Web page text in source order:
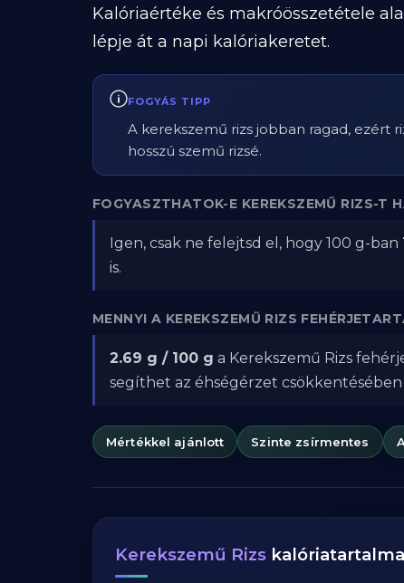
Kalóriaértéke és makróösszetétele
lépje át a napi kalóriakeretet.
FOGYÁS TIPP
A kerekszemű rizs jobban ragad, ezért
hosszú szemű rizsé.
FOGYASZTHATOK-E KEREKSZEMŰ RIZS-T
Igen, csak ne felejtsd el, hogy 100 g-ban
is.
MENNYI A KEREKSZEMŰ RIZS
2.69 g / 100 g a Kerekszemű Rizs
segíthet az éhségérzet
Mértékkel ajánlott Szinte zsírmentes
Kerekszemű Rizs